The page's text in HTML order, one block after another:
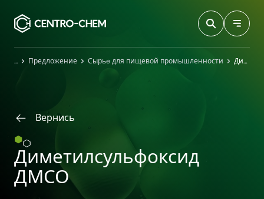
ГлавнаяПредложение Сырьe для пищевой промышленности Диметилсульфоксид ДМСО
Вернись
Диметилсульфоксид
ДМСО